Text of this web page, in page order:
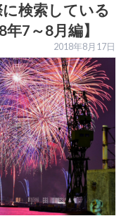
検索している
7～8月編】
2018年8月17日